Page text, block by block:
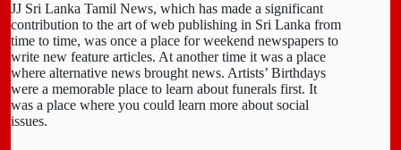
JJ Sri Lanka Tamil News, which has made a significant
contribution to the art of web publishing in Sri Lanka from
time to time, was once a place for weekend newspapers to
write new feature articles. At another time it was a place
where alternative news brought news. Artists’ Birthdays
were a memorable place to learn about funerals first. It
was a place where you could learn more about social
issues.